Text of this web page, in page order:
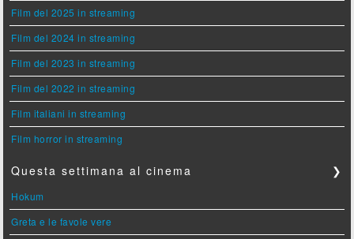
Film del 2025 in streaming
Film del 2024 in streaming
Film del 2023 in streaming
Film del 2022 in streaming
Film italiani in streaming
Film horror in streaming
Questa settimana al cinema ❯
Hokum
Greta e le favole vere